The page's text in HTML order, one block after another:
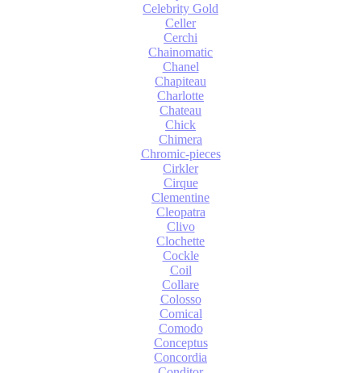
Celebrity Gold
Celler
Cerchi
Chainomatic
Chanel
Chapiteau
Charlotte
Chateau
Chick
Chimera
Chromic-pieces
Cirkler
Cirque
Clementine
Cleopatra
Clivo
Clochette
Cockle
Coil
Collare
Colosso
Comical
Comodo
Conceptus
Concordia